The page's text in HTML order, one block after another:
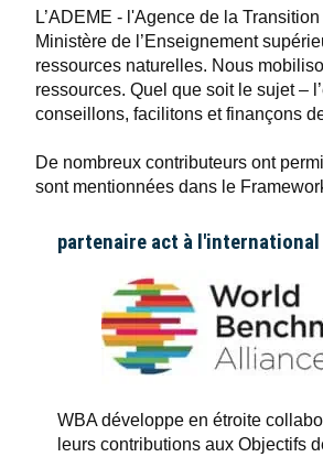
L’ADEME - l'Agence de la
Ministère de l’Enseignement
ressources naturelles. Nous
ressources. Quel que soit le sujet –
conseillons, facilitons et finançons
De nombreux contributeurs ont
sont mentionnées dans le
partenaire act à l'international
WBA développe en étroite
leurs contributions aux Objectifs